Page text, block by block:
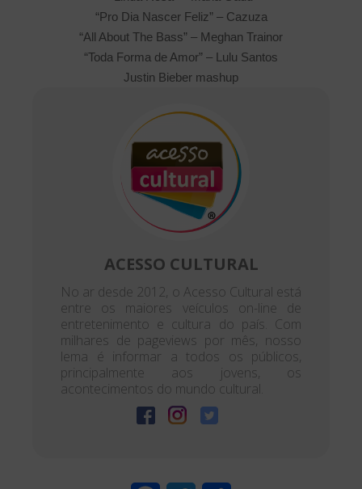
“Pro Dia Nascer Feliz” – Cazuza
“All About The Bass” – Meghan Trainor
“Toda Forma de Amor” – Lulu Santos
Justin Bieber mashup
ACESSO CULTURAL
No ar desde 2012, o Acesso Cultural está
entre os maiores veículos on-line de
entretenimento e cultura do país. Com
milhares de pageviews por mês, nosso
lema é informar a todos os públicos,
principalmente aos jovens, os
acontecimentos do mundo cultural.